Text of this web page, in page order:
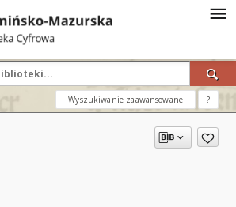
Wyszukiwanie zaawansowane ?